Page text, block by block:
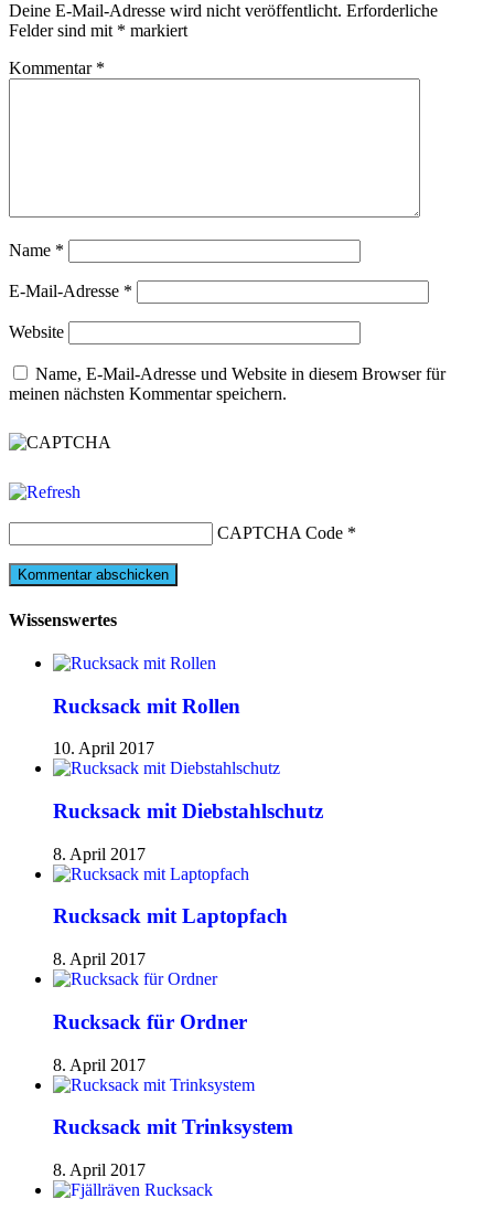
Deine E-Mail-Adresse wird nicht veröffentlicht. Erforderliche
Felder sind mit * markiert
Kommentar *
Name *
E-Mail-Adresse *
Website
Name, E-Mail-Adresse und Website in diesem Browser für
meinen nächsten Kommentar speichern.
CAPTCHA Code *
Wissenswertes
Rucksack mit Rollen
10. April 2017
Rucksack mit Diebstahlschutz
8. April 2017
Rucksack mit Laptopfach
8. April 2017
Rucksack für Ordner
8. April 2017
Rucksack mit Trinksystem
8. April 2017